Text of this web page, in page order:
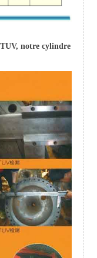
notre cylindre